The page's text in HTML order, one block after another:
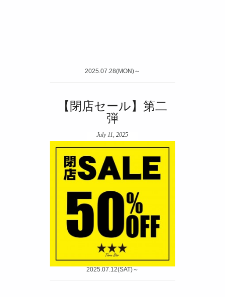
2025.07.28(MON)～
【閉店セール】第二
弾
July 11, 2025
2025.07.12(SAT)～